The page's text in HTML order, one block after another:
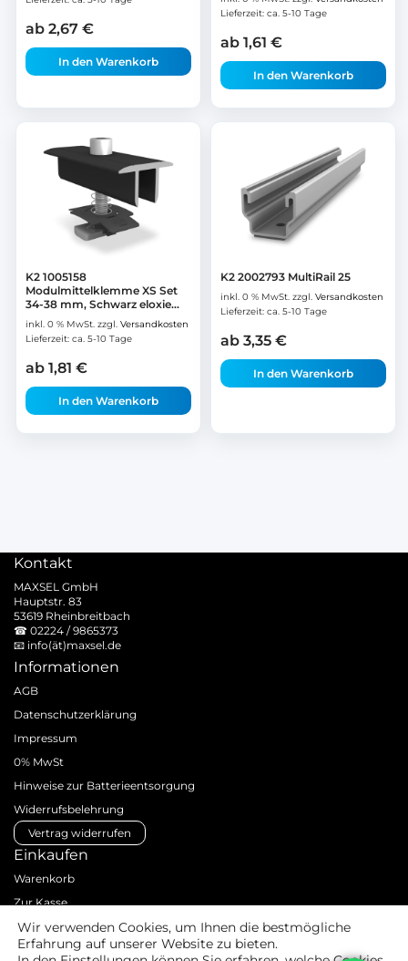
ab 2,67 €
In den Warenkorb
Lieferzeit: ca. 5-10 Tage
ab 1,61 €
In den Warenkorb
K2 1005158
Modulmittelklemme XS Set
34-38 mm, Schwarz eloxie...
inkl. 0 % MwSt. zzgl. Versandkosten
Lieferzeit: ca. 5-10 Tage
ab 1,81 €
In den Warenkorb
K2 2002793 MultiRail 25
inkl. 0 % MwSt. zzgl. Versandkosten
Lieferzeit: ca. 5-10 Tage
ab 3,35 €
In den Warenkorb
Kontakt
MAXSEL GmbH
Hauptstr. 83
53619 Rheinbreitbach
☎ 02224 / 9865373
📧 info(ät)maxsel.de
Informationen
AGB
Datenschutzerklärung
Impressum
0% MwSt
Hinweise zur Batterieentsorgung
Widerrufsbelehrung
Vertrag widerrufen
Einkaufen
Warenkorb
Zur Kasse
Zahlungsarten
Versandarten & -kosten
Wir verwenden Cookies, um Ihnen die bestmögliche
Erfahrung auf unserer Website zu bieten.